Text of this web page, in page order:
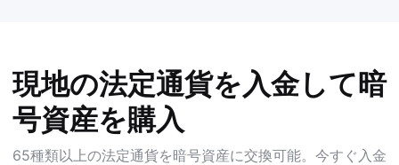
現地の法定通貨を入金して暗
号資産を購入
65種類以上の法定通貨を暗号資産に交換可能。今すぐ入金